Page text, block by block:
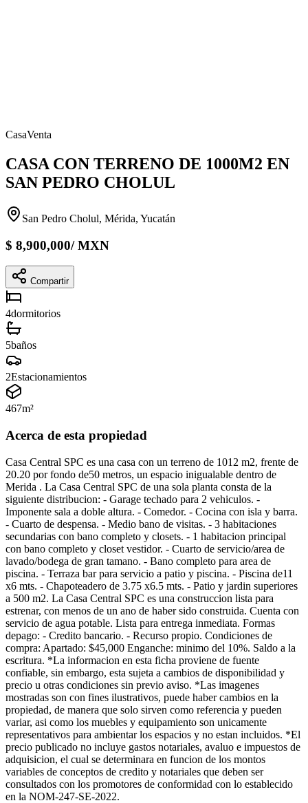
CasaVenta
CASA CON TERRENO DE 1000M2 EN
SAN PEDRO CHOLUL
San Pedro Cholul, Mérida, Yucatán
$ 8,900,000/MXN
Compartir
4dormitorios
5baños
2Estacionamientos
467m²
Acerca de esta propiedad
Casa Central SPC es una casa con un terreno de 1012 m2, frente de
20.20 por fondo de50 metros, un espacio inigualable dentro de
Merida . La Casa Central SPC de una sola planta consta de la
siguiente distribucion: - Garage techado para 2 vehiculos. -
Imponente sala a doble altura. - Comedor. - Cocina con isla y barra.
- Cuarto de despensa. - Medio bano de visitas. - 3 habitaciones
secundarias con bano completo y closets. - 1 habitacion principal
con bano completo y closet vestidor. - Cuarto de servicio/area de
lavado/bodega de gran tamano. - Bano completo para area de
piscina. - Terraza bar para servicio a patio y piscina. - Piscina de11
x6 mts. - Chapoteadero de 3.75 x6.5 mts. - Patio y jardin superiores
a 500 m2. La Casa Central SPC es una construccion lista para
estrenar, con menos de un ano de haber sido construida. Cuenta con
servicio de agua potable. Lista para entrega inmediata. Formas
depago: - Credito bancario. - Recurso propio. Condiciones de
compra: Apartado: $45,000 Enganche: minimo del 10%. Saldo a la
escritura. *La informacion en esta ficha proviene de fuente
confiable, sin embargo, esta sujeta a cambios de disponibilidad y
precio u otras condiciones sin previo aviso. *Las imagenes
mostradas son con fines ilustrativos, puede haber cambios en la
propiedad, de manera que solo sirven como referencia y pueden
variar, asi como los muebles y equipamiento son unicamente
representativos para ambientar los espacios y no estan incluidos. *El
precio publicado no incluye gastos notariales, avaluo e impuestos de
adquisicion, el cual se determinara en funcion de los montos
variables de conceptos de credito y notariales que deben ser
consultados con los promotores de conformidad con lo establecido
en la NOM-247-SE-2022.